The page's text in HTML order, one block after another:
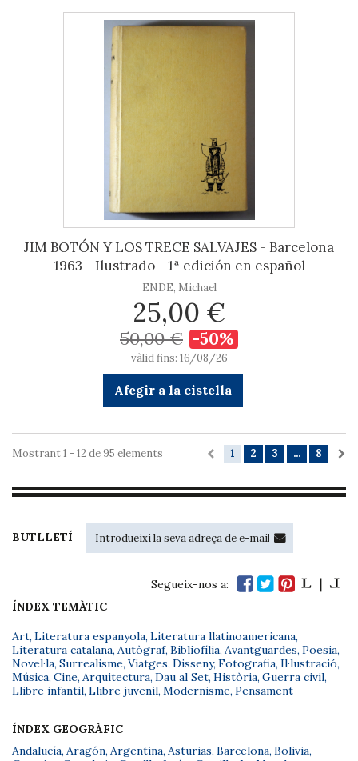
JIM BOTÓN Y LOS TRECE SALVAJES - Barcelona
1963 - Ilustrado - 1ª edición en español
ENDE, Michael
25,00 €
50,00 € -50%
vàlid fins: 16/08/26
Afegir a la cistella
1 2 3 ... 8
Mostrant 1 - 12 de 95 elements
BUTLLETÍ
Segueix-nos a:
ÍNDEX TEMÀTIC
Art, Literatura espanyola, Literatura llatinoamericana,
Literatura catalana, Autògraf, Bibliofília, Avantguardes, Poesia,
Novel·la, Surrealisme, Viatges, Disseny, Fotografia, Il·lustració,
Música, Cine, Arquitectura, Dau al Set, Història, Guerra civil,
Llibre infantil, Llibre juvenil, Modernisme, Pensament
ÍNDEX GEOGRÀFIC
Andalucía, Aragón, Argentina, Asturias, Barcelona, Bolivia,